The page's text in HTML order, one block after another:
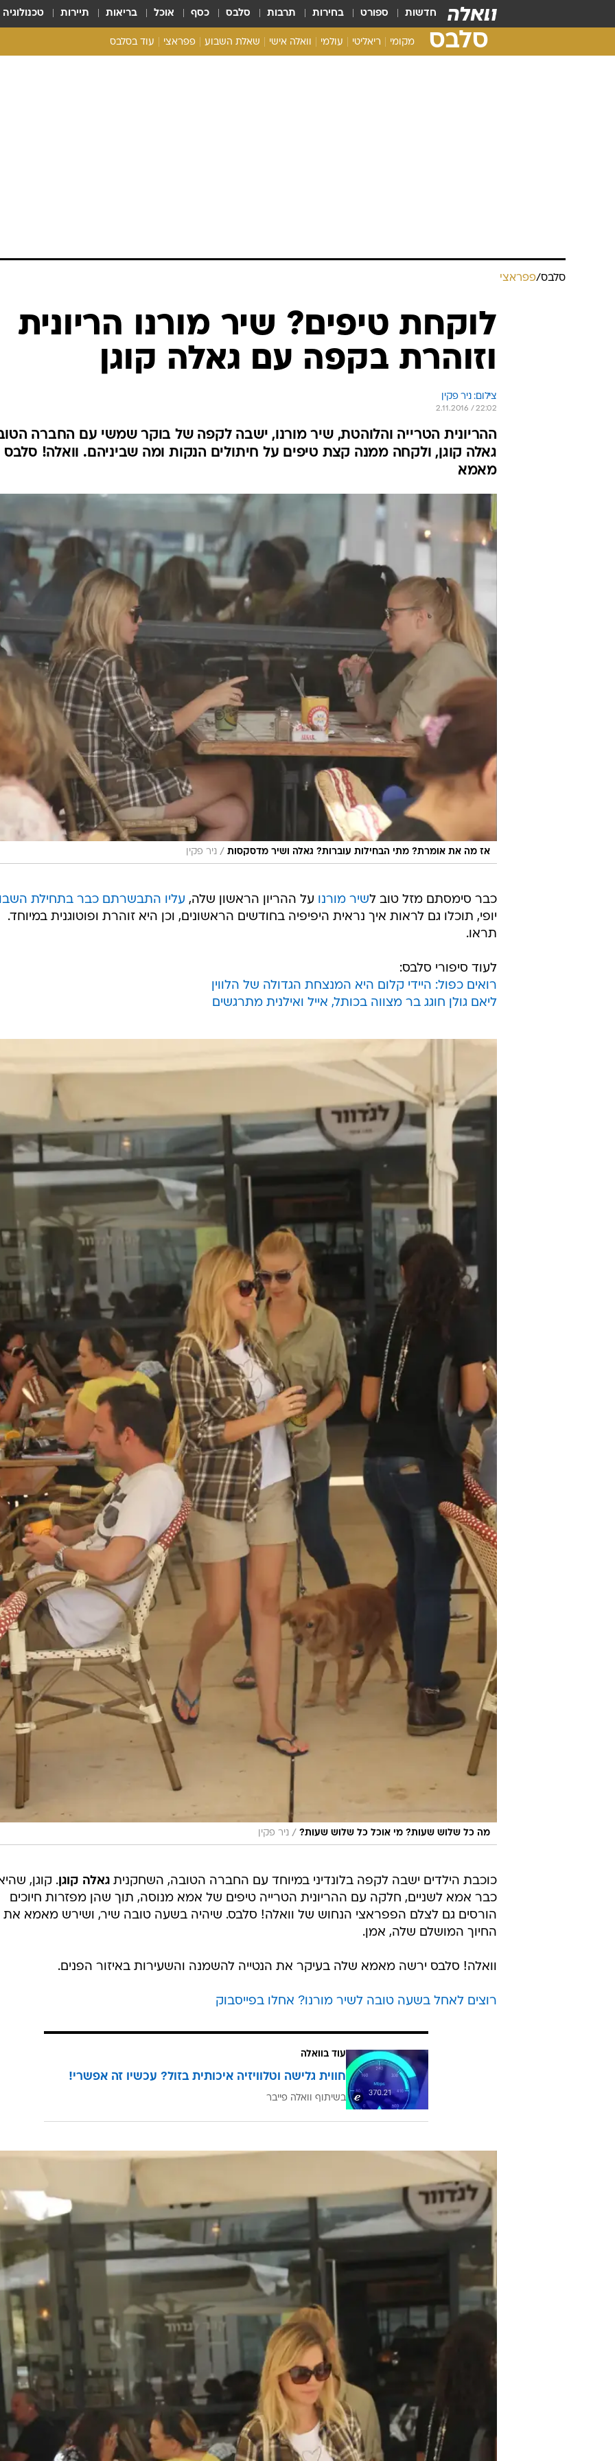
חדשות ספורט בחירות תרבות סלבס כסף אוכל בריאות תיירות טכנולוגיה
סלבס מקומי ריאליטי עולמי וואלה אישי שאלת השבוע פפראצי עוד בסלבס
סלבס/פפראצי
לוקחת טיפים? שיר מורנו הריונית
וזוהרת בקפה עם גאלה קוגן
צילום: ניר פקין
2.11.2016 / 22:02
ההריונית הטרייה והלוהטת, שיר מורנו, ישבה לקפה של בוקר שמשי עם החברה
גאלה קוגן, ולקחה ממנה קצת טיפים על חיתולים הנקות ומה שביניהם. וואלה! סלבס
מאמא
אז מה את אומרת? מתי הבחילות עוברות? גאלה ושיר מדסקסות / ניר פקין
כבר סימסתם מזל טוב לשיר מורנו על ההריון הראשון שלה, עליו התבשרתם כבר בתחילת
יופי, תוכלו גם לראות איך נראית היפיפיה בחודשים הראשונים, וכן היא זוהרת ופוטוגנית במיוחד.
תראו.
לעוד סיפורי סלבס:
רואים כפול: היידי קלום היא המנצחת הגדולה של הלווין
ליאם גולן חוגג בר מצווה בכותל, אייל ואילנית מתרגשים
מה כל שלוש שעות? מי אוכל כל שלוש שעות? / ניר פקין
כוכבת הילדים ישבה לקפה בלונדיני במיוחד עם החברה הטובה, השחקנית גאלה קוגן. קוגן,
כבר אמא לשניים, חלקה עם ההריונית הטרייה טיפים של אמא מנוסה, תוך שהן מפזרות חיוכים
הורסים גם לצלם הפפראצי הנחוש של וואלה! סלבס. שיהיה בשעה טובה שיר, ושירש מאמא את
החיוך המושלם שלה, אמן.
וואלה! סלבס ירשה מאמא שלה בעיקר את הנטייה להשמנה והשעירות באיזור הפנים.
רוצים לאחל בשעה טובה לשיר מורנו? אחלו בפייסבוק
עוד בוואלה
חווית גלישה וטלוויזיה איכותית בזול? עכשיו זה אפשרי!
בשיתוף וואלה פייבר